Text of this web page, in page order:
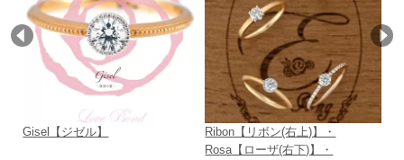
Gisel【ジゼル】
Ribon【リボン(右上)】・
Rosa【ローザ(右下)】・